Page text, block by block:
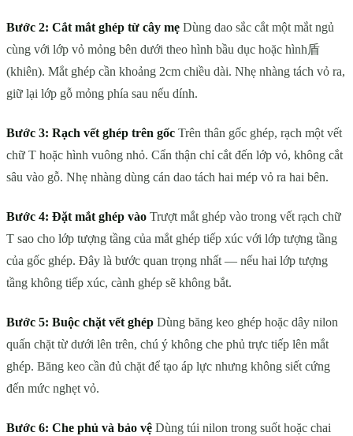
Bước 2: Cắt mắt ghép từ cây mẹ Dùng dao sắc cắt một mắt ngủ
cùng với lớp vỏ mỏng bên dưới theo hình bầu dục hoặc hình盾
(khiên). Mắt ghép cần khoảng 2cm chiều dài. Nhẹ nhàng tách vỏ ra,
giữ lại lớp gỗ mỏng phía sau nếu dính.
Bước 3: Rạch vết ghép trên gốc Trên thân gốc ghép, rạch một vết
chữ T hoặc hình vuông nhỏ. Cẩn thận chỉ cắt đến lớp vỏ, không cắt
sâu vào gỗ. Nhẹ nhàng dùng cán dao tách hai mép vỏ ra hai bên.
Bước 4: Đặt mắt ghép vào Trượt mắt ghép vào trong vết rạch chữ
T sao cho lớp tượng tầng của mắt ghép tiếp xúc với lớp tượng tầng
của gốc ghép. Đây là bước quan trọng nhất — nếu hai lớp tượng
tầng không tiếp xúc, cành ghép sẽ không bắt.
Bước 5: Buộc chặt vết ghép Dùng băng keo ghép hoặc dây nilon
quấn chặt từ dưới lên trên, chú ý không che phủ trực tiếp lên mắt
ghép. Băng keo cần đủ chặt để tạo áp lực nhưng không siết cứng
đến mức nghẹt vỏ.
Bước 6: Che phủ và bảo vệ Dùng túi nilon trong suốt hoặc chai